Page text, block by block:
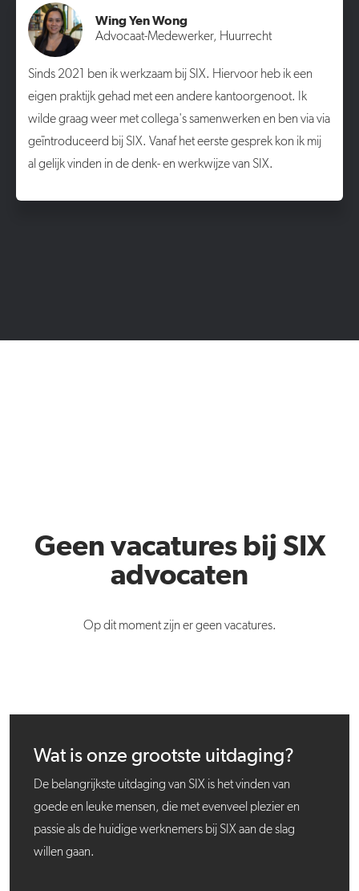
Wing Yen Wong
Advocaat-Medewerker, Huurrecht
Sinds 2021 ben ik werkzaam bij SIX. Hiervoor heb ik een
eigen praktijk gehad met een andere kantoorgenoot. Ik
wilde graag weer met collega's samenwerken en ben via via
geïntroduceerd bij SIX. Vanaf het eerste gesprek kon ik mij
al gelijk vinden in de denk- en werkwijze van SIX.
Geen vacatures bij SIX
advocaten
Op dit moment zijn er geen vacatures.
Wat is onze grootste uitdaging?
De belangrijkste uitdaging van SIX is het vinden van
goede en leuke mensen, die met evenveel plezier en
passie als de huidige werknemers bij SIX aan de slag
willen gaan.